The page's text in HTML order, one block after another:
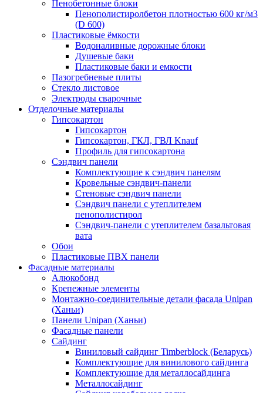
Пенобетонные блоки
Пенополистиролбетон плотностью 600 кг/м3
(D 600)
Пластиковые ёмкости
Водоналивные дорожные блоки
Душевые баки
Пластиковые баки и емкости
Пазогребневые плиты
Стекло листовое
Электроды сварочные
Отделочные материалы
Гипсокартон
Гипсокартон
Гипсокартон, ГКЛ, ГВЛ Knauf
Профиль для гипсокартона
Сэндвич панели
Комплектующие к сэндвич панелям
Кровельные сэндвич-панели
Стеновые сэндвич панели
Сэндвич панели с утеплителем
пенополистирол
Сэндвич-панели с утеплителем базальтовая
вата
Обои
Пластиковые ПВХ панели
Фасадные материалы
Алюкобонд
Крепежные элементы
Монтажно-соединительные детали фасада Unipan
(Ханьи)
Панели Unipan (Ханьи)
Фасадные панели
Сайдинг
Виниловый сайдинг Timberblock (Беларусь)
Комплектующие для винилового сайдинга
Комплектующие для металлосайдинга
Металлосайдинг